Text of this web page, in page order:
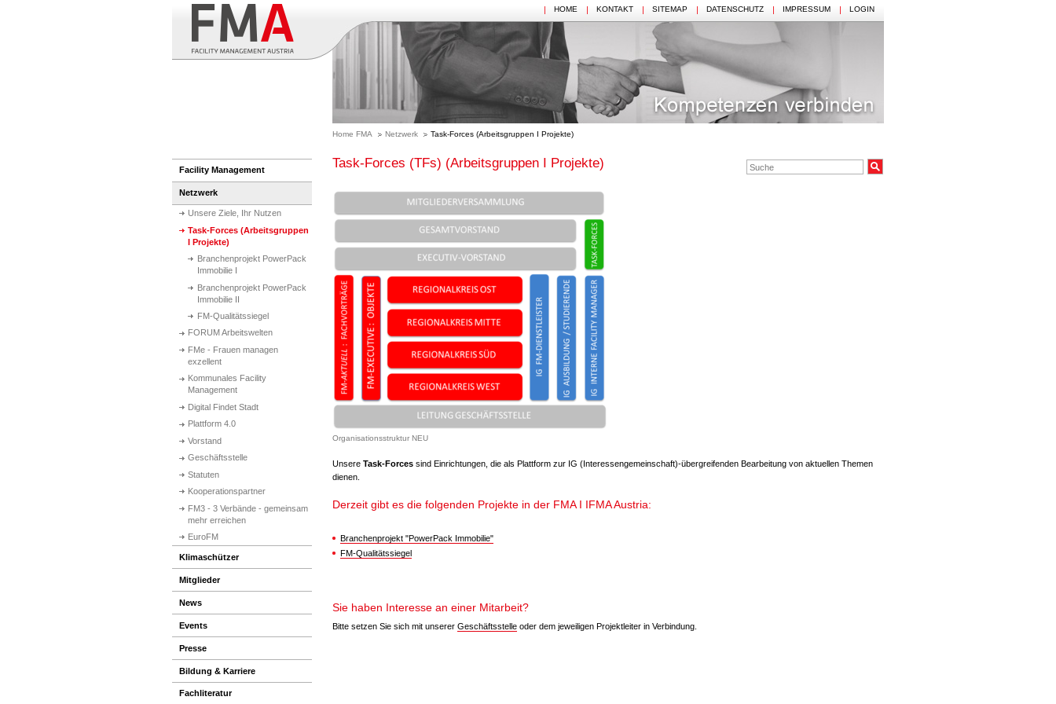
HOME KONTAKT SITEMAP DATENSCHUTZ IMPRESSUM LOGIN
Home FMA Netzwerk Task-Forces (Arbeitsgruppen I Projekte)
Facility Management
Netzwerk
Unsere Ziele, Ihr Nutzen
Task-Forces (Arbeitsgruppen
I Projekte)
Branchenprojekt PowerPack
Immobilie I
Branchenprojekt PowerPack
Immobilie II
FM-Qualitätssiegel
FORUM Arbeitswelten
FMe - Frauen managen
exzellent
Kommunales Facility
Management
Digital Findet Stadt
Plattform 4.0
Vorstand
Geschäftsstelle
Statuten
Kooperationspartner
FM3 - 3 Verbände - gemeinsam
mehr erreichen
EuroFM
Klimaschützer
Mitglieder
News
Events
Presse
Bildung & Karriere
Fachliteratur
Task-Forces (TFs) (Arbeitsgruppen I Projekte)
Organisationsstruktur NEU
Unsere Task-Forces sind Einrichtungen, die als Plattform zur IG (Interessengemeinschaft)-übergreifenden Bearbeitung von aktuellen Themen
dienen.
Derzeit gibt es die folgenden Projekte in der FMA I IFMA Austria:
Branchenprojekt "PowerPack Immobilie"
FM-Qualitätssiegel
Sie haben Interesse an einer Mitarbeit?
Bitte setzen Sie sich mit unserer Geschäftsstelle oder dem jeweiligen Projektleiter in Verbindung.